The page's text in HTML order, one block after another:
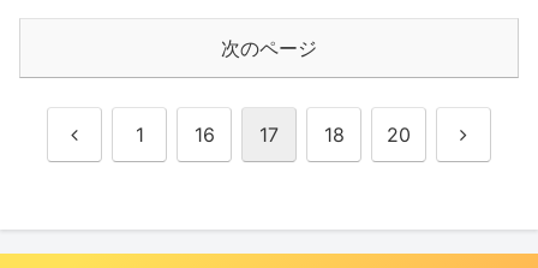
次のページ
前 1 16 17 18 20 次